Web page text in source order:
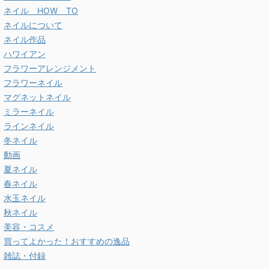
ネイル HOW TO
ネイルについて
ネイル作品
ハワイアン
フラワーアレンジメント
フラワーネイル
マグネットネイル
ミラーネイル
ラインネイル
冬ネイル
動画
夏ネイル
春ネイル
水玉ネイル
秋ネイル
美容・コスメ
買ってよかった！おすすめの逸品
雑誌・付録